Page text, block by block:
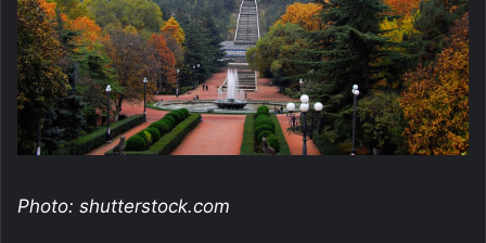
Photo: shutterstock.com